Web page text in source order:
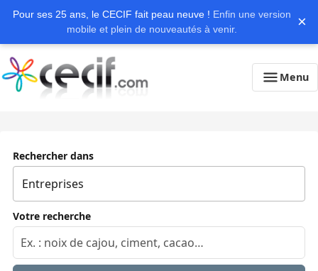
Pour ses 25 ans, le CECIF fait peau neuve ! Enfin une version
mobile et plein de nouveautés à venir.
×
Menu
Rechercher dans
Votre recherche